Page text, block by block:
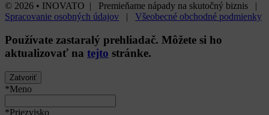
© 2026 • INOVATO | Premieňame nápady na skutočný biznis |
Spracovanie osobných údajov | Všeobecné obchodné podmienky
Používate zastaralý prehliadač. Môžete si ho
aktualizovať na tejto stránke.
Zatvoriť
*Meno
*Priezvisko